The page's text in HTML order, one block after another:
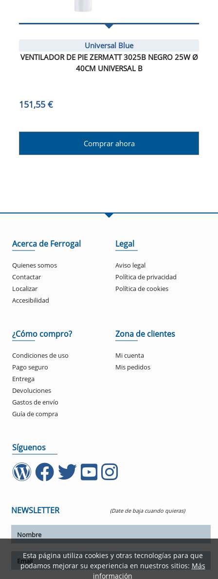
Universal Blue
VENTILADOR DE PIE ZERMATT 3025B NEGRO 25W Ø
40CM UNIVERSAL B
151,55 €
Comprar ahora
Acerca de Ferrogal
Quienes somos
Contactar
Localizar
Accesibilidad
Legal
Aviso legal
Política de privacidad
Política de cookies
¿Cómo compro?
Condiciones de uso
Pago seguro
Entrega
Devoluciones
Gastos de envío
Guía de compra
Zona de clientes
Mi cuenta
Mis pedidos
Síguenos
NEWSLETTER (Date de baja cuando quieras)
Esta página utiliza cookies y otras tecnologías para que
podamos mejorar su experiencia en nuestros sitios: Más
información